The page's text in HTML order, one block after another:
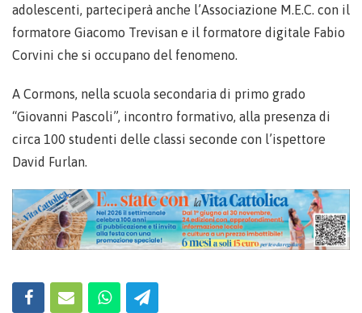
adolescenti, parteciperà anche l’Associazione M.E.C. con il
formatore Giacomo Trevisan e il formatore digitale Fabio
Corvini che si occupano del fenomeno.
A Cormons, nella scuola secondaria di primo grado
“Giovanni Pascoli”, incontro formativo, alla presenza di
circa 100 studenti delle classi seconde con l’ispettore
David Furlan.